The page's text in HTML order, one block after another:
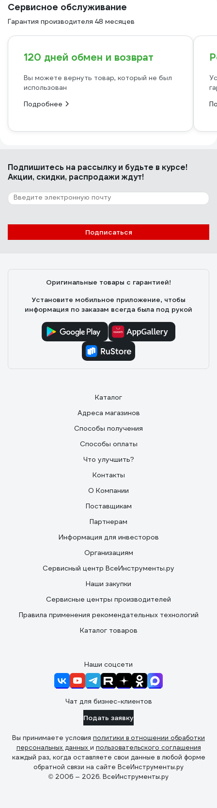
Сервисное обслуживание
Гарантия производителя 48 месяцев
120 дней обмен и возврат
Вы можете вернуть товар, который не был
использован
Подробнее
Подпишитесь на рассылкуи будьте в курсе!
Акции, скидки, распродажи ждут!
Подписаться
Оригинальные товары с гарантией!
Установите мобильное приложение, чтобы
информация по заказам всегда была под рукой
Каталог
Адреса магазинов
Способы получения
Способы оплаты
Что улучшить?
Контакты
О Компании
Поставщикам
Партнерам
Информация для инвесторов
Организациям
Сервисный центр ВсеИнструменты.ру
Наши закупки
Сервисные центры производителей
Правила применения рекомендательных технологий
Каталог товаров
Наши соцсети
Чат для бизнес-клиентов
Подать заявку
Вы принимаете условия политики в отношении обработки
персональных данных и пользовательского соглашения
каждый раз, когда оставляете свои данные в любой форме
обратной связи на сайте ВсеИнструменты.ру
© 2006 — 2026. ВсеИнструменты.ру